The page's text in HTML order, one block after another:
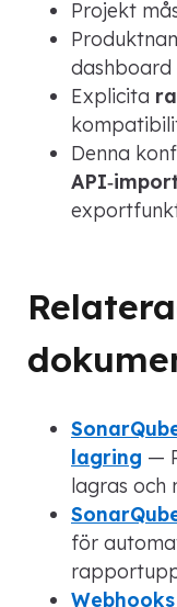
Projekt
Explicita
Denna
lagring —
lagras och
för